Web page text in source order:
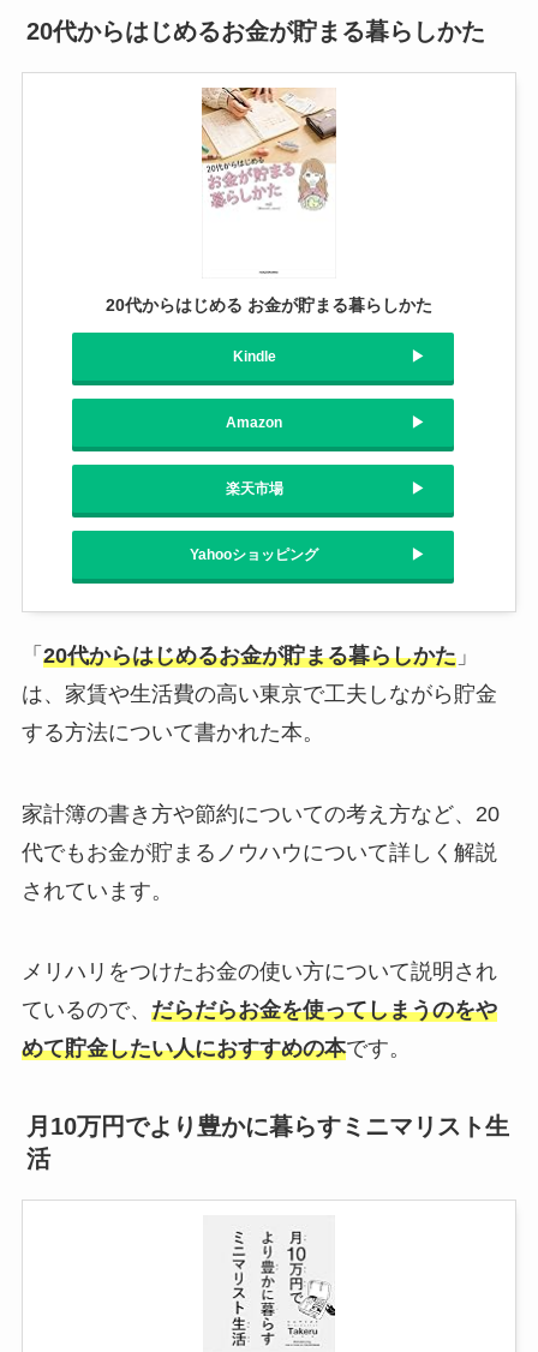
20代からはじめるお金が貯まる暮らしかた
20代からはじめる お金が貯まる暮らしかた
Kindle
Amazon
楽天市場
Yahooショッピング
「 20代からはじめるお金が貯まる暮らしかた」
は、家賃や生活費の高い東京で工夫しながら貯金
する方法について書かれた本。
家計簿の書き方や節約についての考え方など、20
代でもお金が貯まるノウハウについて詳しく解説
されています。
メリハリをつけたお金の使い方について説明され
ているので、 だらだらお金を使ってしまうのをや
めて貯金したい人におすすめの本です。
月10万円でより豊かに暮らすミニマリスト生
活